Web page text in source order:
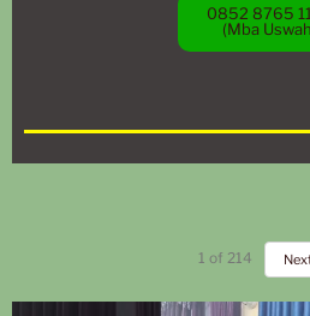
0852 8765
(Mba
1 of 214